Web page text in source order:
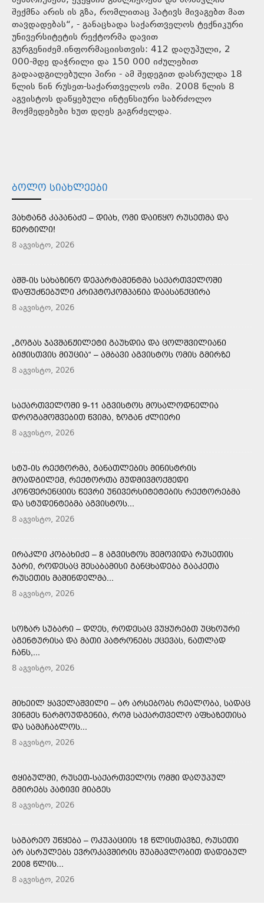
შექმნა არის ის გზა, რომლითაც პატივს მივაგებთ მათ
თავდადებას“, - განაცხადა საქართველოს ტექნიკური
უნივერსიტეტის რექტორმა დავით
გურგენიძემ.ინფორმაციისთვის: 412 დაღუპული, 2
000-მდე დაჭრილი და 150 000 იძულებით
გადაადგილებული პირი - ამ შედეგით დასრულდა 18
წლის წინ რუსეთ-საქართველოს ომი. 2008 წლის 8
აგვისტოს დაწყებული ინტენსიური საბრძოლო
მოქმედებები ხუთ დღეს გაგრძელდა.
ᲑᲝᲚᲝ ᲡᲘᲐᲮᲚᲔᲔᲑᲘ
ᲕᲐᲮᲢᲐᲜᲒ ᲙᲐᲞᲐᲜᲐᲫᲔ – ᲓᲘᲐᲮ, ᲝᲛᲘ ᲓᲐᲘᲬᲧᲝ ᲠᲣᲡᲔᲗᲛᲐ ᲓᲐ
ᲬᲔᲠᲢᲘᲚᲘ!
8 აგვისტო, 2026
ᲐᲨᲨ-ᲘᲡ ᲡᲐᲮᲐᲖᲘᲜᲝ ᲓᲔᲞᲐᲠᲢᲐᲛᲔᲜᲢᲛᲐ ᲡᲐᲥᲐᲠᲗᲕᲔᲚᲝᲨᲘ
ᲓᲐᲤᲣᲫᲜᲔᲑᲣᲚᲘ ᲙᲠᲘᲞᲢᲝᲙᲝᲛᲞᲐᲜᲘᲐ ᲓᲐᲐᲡᲐᲜᲥᲪᲘᲠᲐ
8 აგვისტო, 2026
„ᲒᲝᲒᲐᲡ ᲯᲐᲕᲨᲐᲜᲟᲘᲚᲔᲢᲘ ᲒᲐᲣᲮᲓᲘᲐ ᲓᲐ ᲪᲝᲚᲨᲕᲘᲚᲘᲐᲜᲘ
ᲑᲘᲭᲘᲡᲗᲕᲘᲡ ᲛᲘᲣᲪᲘᲐ“ – ᲐᲛᲑᲐᲕᲘ ᲐᲒᲕᲘᲡᲢᲝᲡ ᲝᲛᲘᲡ ᲒᲛᲘᲠᲖᲔ
8 აგვისტო, 2026
ᲡᲐᲥᲐᲠᲗᲕᲔᲚᲝᲨᲘ 9-11 ᲐᲒᲕᲘᲡᲢᲝᲡ ᲛᲝᲡᲐᲚᲝᲓᲜᲔᲚᲘᲐ
ᲓᲠᲝᲒᲐᲛᲝᲨᲕᲔᲑᲘᲗ ᲬᲕᲘᲛᲐ, ᲖᲝᲒᲐᲜ ᲫᲚᲘᲔᲠᲘ
8 აგვისტო, 2026
ᲡᲢᲣ-ᲘᲡ ᲠᲔᲥᲢᲝᲠᲛᲐ, ᲒᲐᲜᲐᲗᲚᲔᲑᲘᲡ ᲛᲘᲜᲘᲡᲢᲠᲘᲡ
ᲛᲝᲐᲓᲒᲘᲚᲔᲛ, ᲠᲔᲥᲢᲝᲠᲗᲐ ᲛᲣᲓᲛᲘᲕᲛᲝᲥᲛᲔᲓᲘ
ᲙᲝᲜᲤᲔᲠᲔᲜᲪᲘᲘᲡ ᲬᲔᲕᲠᲘ ᲣᲜᲘᲕᲔᲠᲡᲘᲢᲔᲢᲔᲑᲘᲡ ᲠᲔᲥᲢᲝᲠᲔᲑᲛᲐ
ᲓᲐ ᲡᲢᲣᲓᲔᲜᲢᲔᲑᲛᲐ ᲐᲒᲕᲘᲡᲢᲝᲡ...
8 აგვისტო, 2026
ᲘᲠᲐᲙᲚᲘ ᲙᲝᲑᲐᲮᲘᲫᲔ – 8 ᲐᲒᲕᲘᲡᲢᲝᲡ ᲨᲔᲛᲝᲕᲘᲓᲐ ᲠᲣᲡᲔᲗᲘᲡ
ᲯᲐᲠᲘ, ᲠᲝᲓᲔᲡᲐᲪ ᲨᲔᲡᲐᲑᲐᲛᲘᲡᲘ ᲒᲐᲜᲪᲮᲐᲓᲔᲑᲐ ᲒᲐᲐᲙᲔᲗᲐ
ᲠᲣᲡᲔᲗᲘᲡ ᲛᲐᲨᲘᲜᲓᲔᲚᲛᲐ...
8 აგვისტო, 2026
ᲡᲝᲖᲐᲠ ᲡᲣᲑᲐᲠᲘ – ᲓᲦᲔᲡ, ᲠᲝᲓᲔᲡᲐᲪ ᲕᲣᲧᲣᲠᲔᲑᲗ ᲣᲪᲮᲝᲣᲠᲘ
ᲐᲒᲔᲜᲢᲣᲠᲘᲡᲐ ᲓᲐ ᲛᲐᲗᲘ ᲞᲐᲢᲠᲝᲜᲔᲑᲡ ᲥᲪᲔᲕᲐᲡ, ᲜᲐᲗᲚᲐᲓ
ᲩᲐᲜᲡ,...
8 აგვისტო, 2026
ᲛᲘᲮᲔᲘᲚ ᲧᲐᲕᲔᲚᲐᲨᲕᲘᲚᲘ – ᲐᲠ ᲐᲠᲡᲔᲑᲝᲑᲡ ᲠᲔᲐᲚᲝᲑᲐ, ᲡᲐᲓᲐᲪ
ᲕᲘᲜᲛᲔᲡ ᲬᲐᲠᲛᲝᲣᲓᲒᲔᲜᲘᲐ, ᲠᲝᲛ ᲡᲐᲥᲐᲠᲗᲕᲔᲚᲝ ᲐᲤᲮᲐᲖᲔᲗᲘᲡᲐ
ᲓᲐ ᲡᲐᲛᲐᲩᲐᲑᲚᲝᲡ...
8 აგვისტო, 2026
ᲢᲧᲘᲑᲣᲚᲨᲘ, ᲠᲣᲡᲔᲗ-ᲡᲐᲥᲐᲠᲗᲕᲔᲚᲝᲡ ᲝᲛᲨᲘ ᲓᲐᲦᲣᲞᲣᲚ
ᲒᲛᲘᲠᲔᲑᲡ ᲞᲐᲢᲘᲕᲘ ᲛᲘᲐᲒᲔᲡ
8 აგვისტო, 2026
ᲡᲐᲒᲐᲠᲔᲝ ᲣᲬᲧᲔᲑᲐ – ᲝᲙᲣᲞᲐᲪᲘᲘᲡ 18 ᲬᲚᲘᲡᲗᲐᲕᲖᲔ, ᲠᲣᲡᲔᲗᲘ
ᲐᲠ ᲐᲡᲠᲣᲚᲔᲑᲡ ᲔᲕᲠᲝᲙᲐᲕᲨᲘᲠᲘᲡ ᲨᲣᲐᲛᲐᲕᲚᲝᲑᲘᲗ ᲓᲐᲓᲔᲑᲣᲚ
2008 ᲬᲚᲘᲡ...
8 აგვისტო, 2026